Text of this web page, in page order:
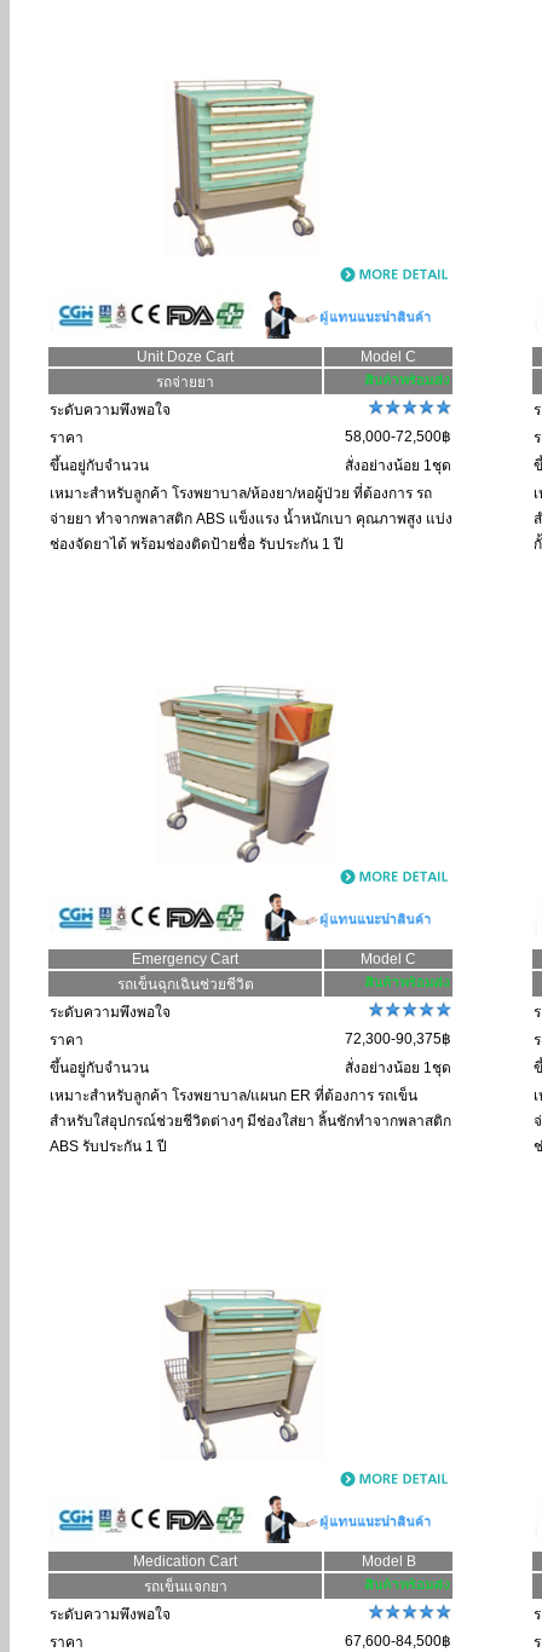
Unit Doze Cart
Model C
รถจ่ายยา
ระดับความพึงพอใจ
ราคา
58,000-72,500฿
ขึ้นอยู่กับจำนวน
สั่งอย่างน้อย 1ชุด
เหมาะสำหรับลูกค้า โรงพยาบาล/ห้องยา/หอผู้ป่วย ที่ต้องการ รถ
จ่ายยา ทำจากพลาสติก ABS แข็งแรง น้ำหนักเบา คุณภาพสูง แบ่ง
ช่องจัดยาได้ พร้อมช่องติดป้ายชื่อ รับประกัน 1 ปี
Emergency Cart
Model C
รถเข็นฉุกเฉินช่วยชีวิต
ระดับความพึงพอใจ
ราคา
72,300-90,375฿
ขึ้นอยู่กับจำนวน
สั่งอย่างน้อย 1ชุด
เหมาะสำหรับลูกค้า โรงพยาบาล/แผนก ER ที่ต้องการ รถเข็น
สำหรับใส่อุปกรณ์ช่วยชีวิตต่างๆ มีช่องใส่ยา ลิ้นชักทำจากพลาสติก
ABS รับประกัน 1 ปี
Medication Cart
Model B
รถเข็นแจกยา
ระดับความพึงพอใจ
ราคา
67,600-84,500฿